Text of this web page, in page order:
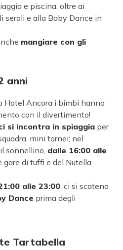
e piscina, oltre ai
e alla Baby Dance in
mangiare con gli
anni
Hotel Ancora i bimbi hanno
con il divertimento!
si incontra in spiaggia per
mini tornei; nel
sonnellino, dalle 16:00 alle
gare di tuffi e del Nutella
alle 23:00, ci si scatena
Dance prima degli
Tartabella